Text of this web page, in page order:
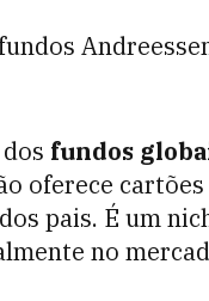
fundos
oferece
pais. É um
no